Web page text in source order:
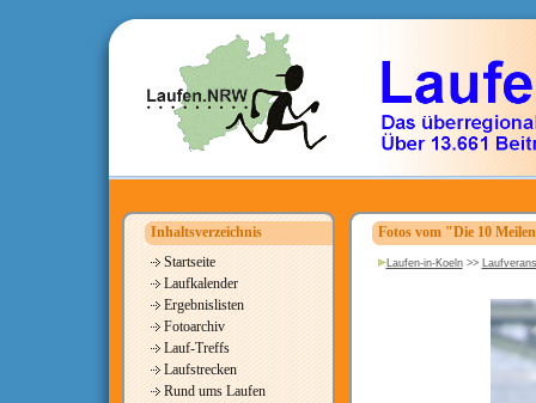
Inhaltsverzeichnis
Startseite
Laufkalender
Ergebnislisten
Fotoarchiv
Lauf-Treffs
Laufstrecken
Rund ums Laufen
Fotos vom "Die 10
Laufen-in-Koeln>>